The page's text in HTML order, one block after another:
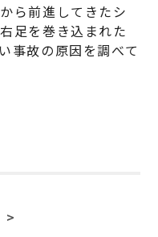
ら前進してきたシ
足を巻き込まれた
事故の原因を調べて